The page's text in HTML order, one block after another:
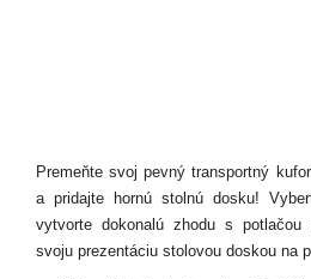
Premeňte svoj pevný transportný
a pridajte hornú stolnú dosku!
vytvorte dokonalú zhodu s potlačou
svoju prezentáciu stolovou doskou na